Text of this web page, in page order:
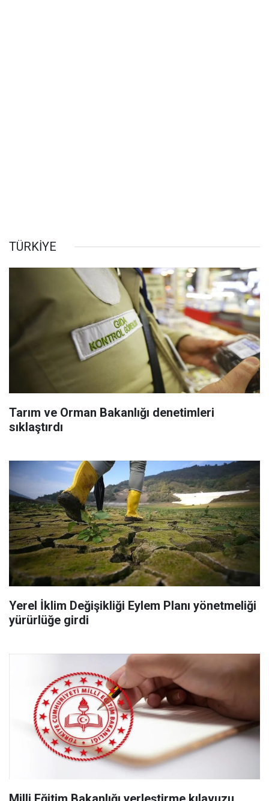
TÜRKİYE
Tarım ve Orman Bakanlığı denetimleri
sıklaştırdı
Yerel İklim Değişikliği Eylem Planı yönetmeliği
yürürlüğe girdi